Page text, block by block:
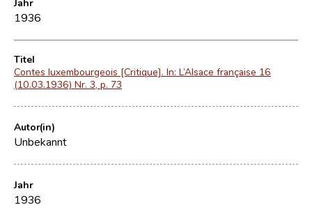
1936
Titel
Contes luxembourgeois [Critique]. In: L’Alsace française 16
(10.03.1936) Nr. 3, p. 73
Autor(in)
Unbekannt
Jahr
1936